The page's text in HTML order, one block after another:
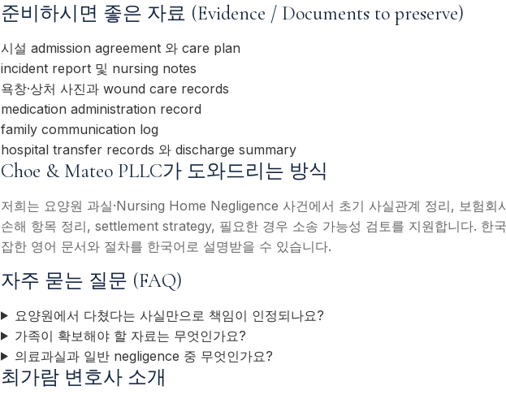
준비하시면 좋은 자료 (Evidence / Documents to preserve)
시설 admission agreement 와 care plan
incident report 및 nursing notes
욕창·상처 사진과 wound care records
medication administration record
family communication log
hospital transfer records 와 discharge summary
Choe & Mateo PLLC가 도와드리는 방식
저희는 요양원 과실·Nursing Home Negligence 사건에서 초기 사실관계 정리, 보험회
손해 항목 정리, settlement strategy, 필요한 경우 소송 가능성 검토를 지원합니다. 한
잡한 영어 문서와 절차를 한국어로 설명받을 수 있습니다.
자주 묻는 질문 (FAQ)
요양원에서 다쳤다는 사실만으로 책임이 인정되나요?
가족이 확보해야 할 자료는 무엇인가요?
의료과실과 일반 negligence 중 무엇인가요?
최가람 변호사 소개